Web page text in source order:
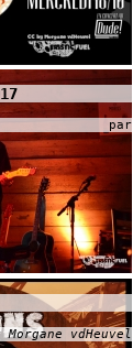
par
Morgane vdHeuvel